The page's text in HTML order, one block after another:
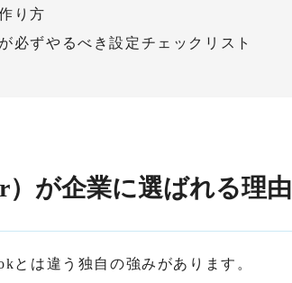
り方
必ずやるべき設定チェックリスト
）が企業に選ばれる理由
とは違う独自の強みがあります。